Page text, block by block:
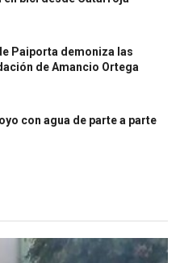
Paiporta demoniza las
de Amancio Ortega
con agua de parte a parte